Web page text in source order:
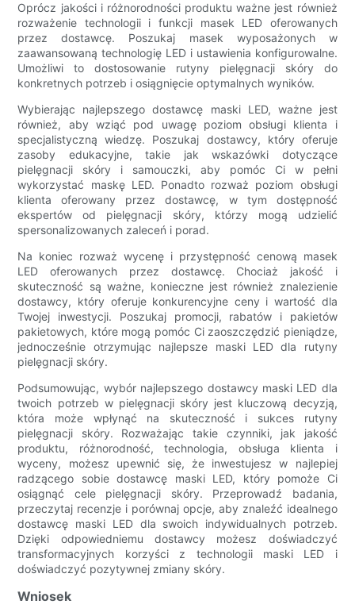
Oprócz jakości i różnorodności produktu ważne jest również
rozważenie technologii i funkcji masek LED oferowanych
przez dostawcę. Poszukaj masek wyposażonych w
zaawansowaną technologię LED i ustawienia konfigurowalne.
Umożliwi to dostosowanie rutyny pielęgnacji skóry do
konkretnych potrzeb i osiągnięcie optymalnych wyników.
Wybierając najlepszego dostawcę maski LED, ważne jest
również, aby wziąć pod uwagę poziom obsługi klienta i
specjalistyczną wiedzę. Poszukaj dostawcy, który oferuje
zasoby edukacyjne, takie jak wskazówki dotyczące
pielęgnacji skóry i samouczki, aby pomóc Ci w pełni
wykorzystać maskę LED. Ponadto rozważ poziom obsługi
klienta oferowany przez dostawcę, w tym dostępność
ekspertów od pielęgnacji skóry, którzy mogą udzielić
spersonalizowanych zaleceń i porad.
Na koniec rozważ wycenę i przystępność cenową masek
LED oferowanych przez dostawcę. Chociaż jakość i
skuteczność są ważne, konieczne jest również znalezienie
dostawcy, który oferuje konkurencyjne ceny i wartość dla
Twojej inwestycji. Poszukaj promocji, rabatów i pakietów
pakietowych, które mogą pomóc Ci zaoszczędzić pieniądze,
jednocześnie otrzymując najlepsze maski LED dla rutyny
pielęgnacji skóry.
Podsumowując, wybór najlepszego dostawcy maski LED dla
twoich potrzeb w pielęgnacji skóry jest kluczową decyzją,
która może wpłynąć na skuteczność i sukces rutyny
pielęgnacji skóry. Rozważając takie czynniki, jak jakość
produktu, różnorodność, technologia, obsługa klienta i
wyceny, możesz upewnić się, że inwestujesz w najlepiej
radzącego sobie dostawcę maski LED, który pomoże Ci
osiągnąć cele pielęgnacji skóry. Przeprowadź badania,
przeczytaj recenzje i porównaj opcje, aby znaleźć idealnego
dostawcę maski LED dla swoich indywidualnych potrzeb.
Dzięki odpowiedniemu dostawcy możesz doświadczyć
transformacyjnych korzyści z technologii maski LED i
doświadczyć pozytywnej zmiany skóry.
Wniosek